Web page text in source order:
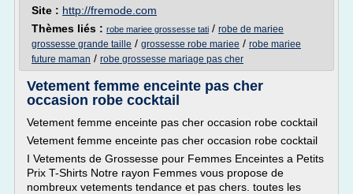
Site : http://fremode.com
Thèmes liés : robe mariee grossesse tati / robe de mariee
grossesse grande taille / grossesse robe mariee / robe mariee
future maman / robe grossesse mariage pas cher
Vetement femme enceinte pas cher
occasion robe cocktail
Vetement femme enceinte pas cher occasion robe cocktail
Vetement femme enceinte pas cher occasion robe cocktail
I Vetements de Grossesse pour Femmes Enceintes a Petits
Prix T-Shirts Notre rayon Femmes vous propose de
nombreux vetements tendance et pas chers. toutes les